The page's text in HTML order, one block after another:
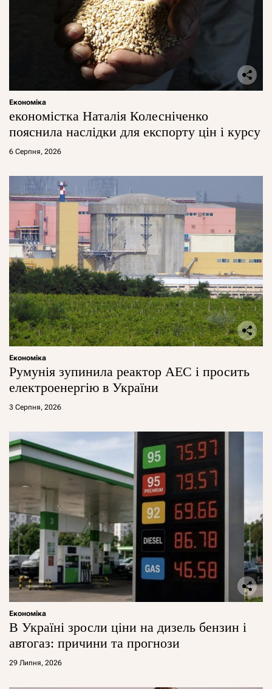
Економіка
економістка Наталія Колесніченко
пояснила наслідки для експорту цін і курсу
6 Серпня, 2026
Економіка
Румунія зупинила реактор АЕС і просить
електроенергію в України
3 Серпня, 2026
Економіка
В Україні зросли ціни на дизель бензин і
автогаз: причини та прогнози
29 Липня, 2026